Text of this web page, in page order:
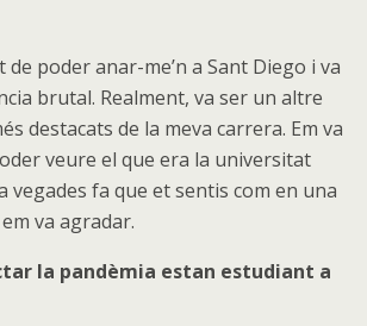
poder anar-me’n a Sant Diego i va
brutal. Realment, va ser un altre
destacats de la meva carrera. Em va
veure el que era la universitat
vegades fa que et sentis com en una
va agradar.
la pandèmia estan estudiant a